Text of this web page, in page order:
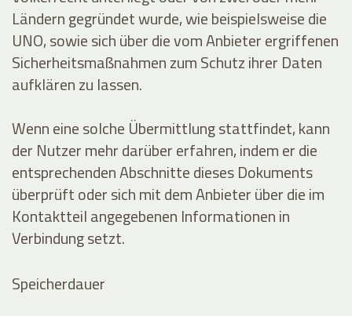
Ländern gegründet wurde, wie beispielsweise die
UNO, sowie sich über die vom Anbieter ergriffenen
Sicherheitsmaßnahmen zum Schutz ihrer Daten
aufklären zu lassen.
Wenn eine solche Übermittlung stattfindet, kann
der Nutzer mehr darüber erfahren, indem er die
entsprechenden Abschnitte dieses Dokuments
überprüft oder sich mit dem Anbieter über die im
Kontaktteil angegebenen Informationen in
Verbindung setzt.
Speicherdauer